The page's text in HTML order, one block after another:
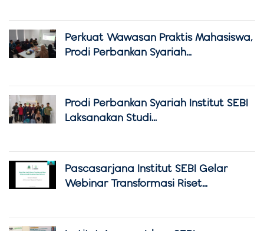
Perkuat Wawasan Praktis Mahasiswa,
Prodi Perbankan Syariah...
Prodi Perbankan Syariah Institut SEBI
Laksanakan Studi...
Pascasarjana Institut SEBI Gelar
Webinar Transformasi Riset...